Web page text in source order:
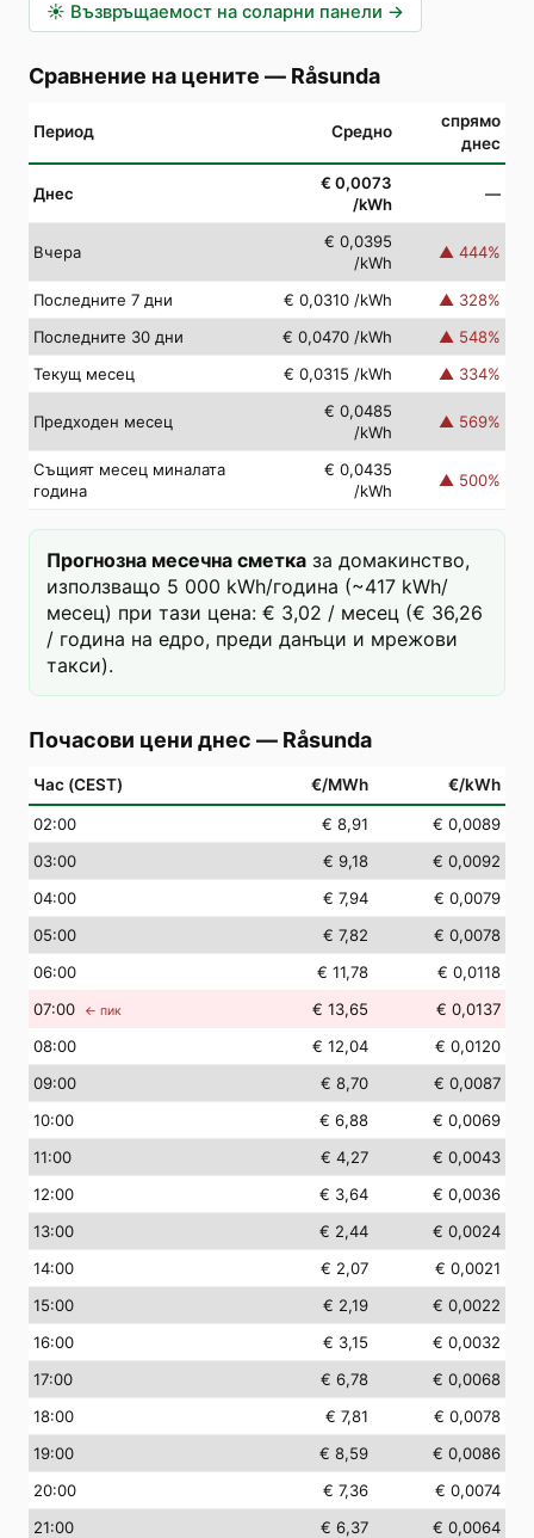
☀️ Възвръщаемост на соларни панели →
Сравнение на цените — Råsunda
Период Средно
спрямо
днес
Днес
€ 0,0073
/kWh
—
Вчера
€ 0,0395
/kWh
▲ 444%
Последните 7 дни € 0,0310 /kWh ▲ 328%
Последните 30 дни
€ 0,0470 /kWh ▲ 548%
Текущ месец
€ 0,0315 /kWh ▲ 334%
Предходен месец
€ 0,0485
/kWh
▲ 569%
Същият месец миналата
година
€ 0,0435
/kWh
▲ 500%
Прогнозна месечна сметка за домакинство,
използващо 5 000 kWh/година (~417 kWh/
месец) при тази цена: € 3,02 / месец (€ 36,26
/ година на едро, преди данъци и мрежови
такси).
Почасови цени днес — Råsunda
Час (CEST) €/MWh €/kWh
02:00 € 8,91
€ 0,0089
03:00 € 9,18
€ 0,0092
04:00 € 7,94
€ 0,0079
05:00 € 7,82
€ 0,0078
06:00 € 11,78
€ 0,0118
07:00 ← пик € 13,65
€ 0,0137
08:00 € 12,04
€ 0,0120
09:00 € 8,70
€ 0,0087
10:00 € 6,88
€ 0,0069
11:00 € 4,27
€ 0,0043
12:00 € 3,64
€ 0,0036
13:00 € 2,44
€ 0,0024
14:00 € 2,07
€ 0,0021
15:00 € 2,19
€ 0,0022
16:00 € 3,15
€ 0,0032
17:00 € 6,78
€ 0,0068
18:00 € 7,81
€ 0,0078
19:00 € 8,59
€ 0,0086
20:00 € 7,36
€ 0,0074
21:00 € 6,37
€ 0,0064